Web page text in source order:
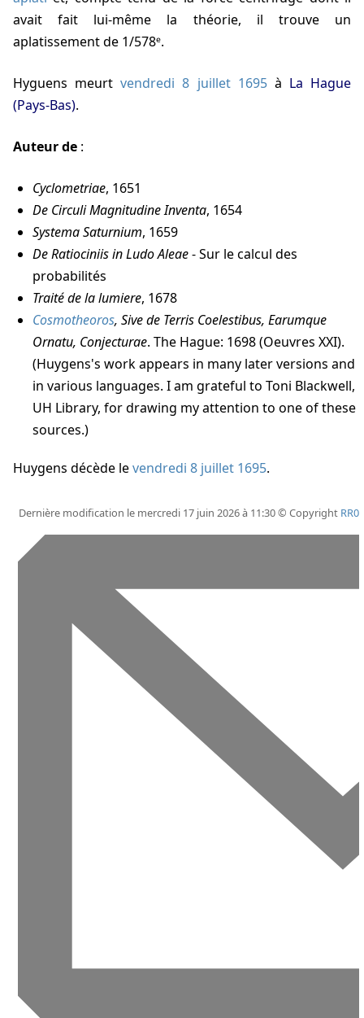
avait fait lui-même la théorie, il trouve un
aplatissement de 1/578ᵉ.
Hyguens meurtvendredi 8 juillet 1695à La Hague
(Pays-Bas).
Auteur de :
Cyclometriae, 1651
De Circuli Magnitudine Inventa, 1654
Systema Saturnium, 1659
De Ratiociniis in Ludo Aleae- Sur le calcul des
probabilités
Traité de la lumiere, 1678
Cosmotheoros, Sive de Terris Coelestibus, Earumque
Ornatu, Conjecturae. The Hague: 1698 (Oeuvres XXI).
(Huygens's work appears in many later versions and
in various languages. I am grateful to Toni Blackwell,
UH Library, for drawing my attention to one of these
sources.)
Huygens décède levendredi 8 juillet 1695.
Dernière modification le mercredi 17 juin 2026 à 11:30 © Copyright RR0